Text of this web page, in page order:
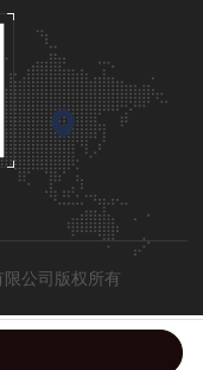
公司版权所有